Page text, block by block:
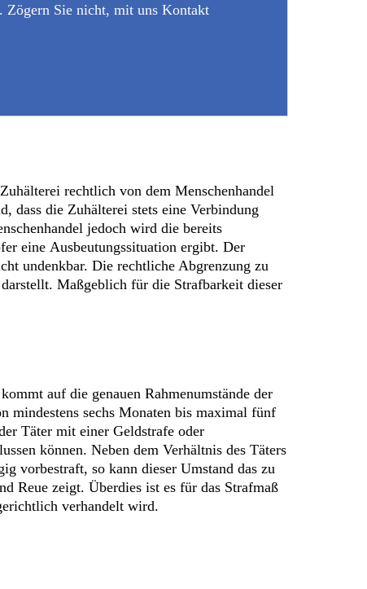
Zögern Sie nicht, mit uns Kontakt
rechtlich von dem Menschenhandel
dass die Zuhälterei stets eine Verbindung
jedoch wird die bereits
eine Ausbeutungssituation ergibt. Der
undenkbar. Die rechtliche Abgrenzung zu
Maßgeblich für die Strafbarkeit dieser
auf die genauen Rahmenumstände der
mindestens sechs Monaten bis maximal fünf
Täter mit einer Geldstrafe oder
können. Neben dem Verhältnis des Täters
vorbestraft, so kann dieser Umstand das zu
Reue zeigt. Überdies ist es für das Strafmaß
verhandelt wird.